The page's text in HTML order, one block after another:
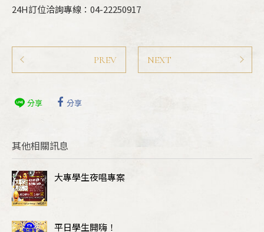
24H訂位洽詢專線：04-22250917
PREV NEXT
分享 分享
其他相關訊息
大專學生夜唱專案
平日學生開嗨！